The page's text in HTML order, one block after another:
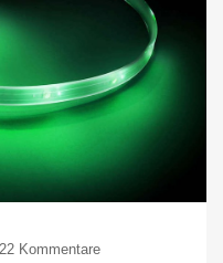
22 Kommentarezu